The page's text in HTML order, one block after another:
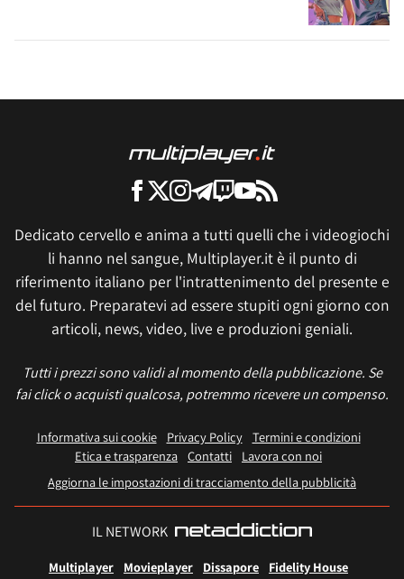
Dedicato cervello e anima a tutti quelli che i videogiochi
li hanno nel sangue, Multiplayer.it è il punto di
riferimento italiano per l'intrattenimento del presente e
del futuro. Preparatevi ad essere stupiti ogni giorno con
articoli, news, video, live e produzioni geniali.
Tutti i prezzi sono validi al momento della pubblicazione. Se
fai click o acquisti qualcosa, potremmo ricevere un compenso.
Informativa sui cookie Privacy Policy
Termini e condizioni
Etica e trasparenza Contatti
Lavora con noi
Aggiorna le impostazioni di tracciamento della pubblicità
IL NETWORK
Multiplayer Movieplayer Dissapore Fidelity House